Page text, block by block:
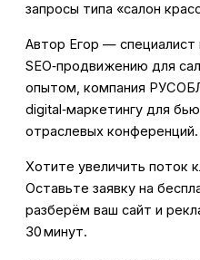
запросы типа «салон
Автор Егор — специалист
SEO‑продвижению для
опытом, компания
digital‑маркетингу для
отраслевых конференций.
Хотите увеличить поток
Оставьте заявку на
разберём ваш сайт и
30 минут.